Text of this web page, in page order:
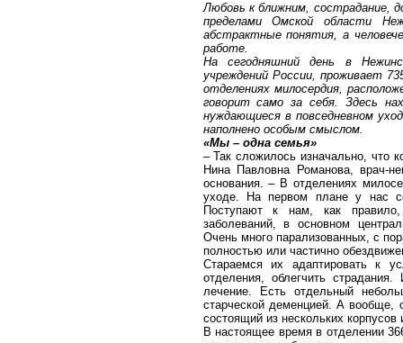
Любовь к ближним, сострадание,
пределами Омской области
абстрактные понятия, а
работе.
На сегодняшний день в
учреждений России, проживает
отделениях милосердия,
говорит само за себя. Здесь
нуждающиеся в повседневном
наполнено особым смыслом.
«Мы – одна семья»
– Так сложилось изначально, что
Нина Павловна Романова, врач-
основания. – В отделениях
уходе. На первом плане у нас
Поступают к нам, как
заболеваний, в основном
Очень много парализованных, с
полностью или частично
Стараемся их адаптировать к
отделения, облегчить
лечение. Есть отдельный
старческой деменцией. А вообще,
состоящий из нескольких корпусов
В настоящее время в отделении